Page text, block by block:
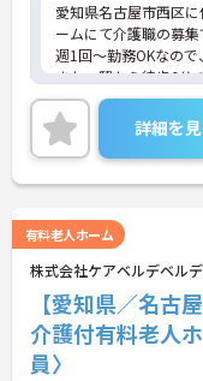
愛知県名古屋市西区
ームにて介護職の募集
週1回～勤務OKなの
また、駅から徒歩6分
です♪
ご興味のある方には、
に詳細をお話しいた
さい！
詳細を
有料老人ホーム
株式会社ケアベルデベル
【愛知県／名古
介護付有料老人
員〉